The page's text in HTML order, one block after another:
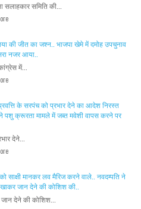
सलाहकार समिति की...
की जीत का जश्न.. भाजपा खेमे में दमोह उपचुनाव
नजर आया..
में...
के सरपंच को प्रभार देने का आदेश निरस्त
ने पशु क्रूरता मामले में जब्त मवेशी वापस करने पर
देने...
साक्षी मानकर लव मैरिज करने वाले.. नवदम्पति ने
जान देने की कोशिश की..
देने की कोशिश...